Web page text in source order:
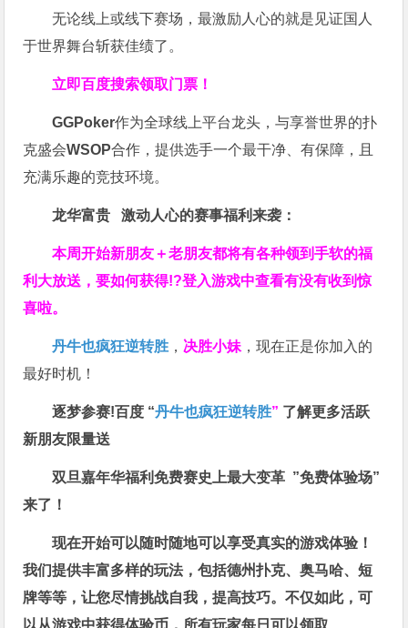
无论线上或线下赛场，最激励人心的就是见证国人
于世界舞台斩获佳绩了。
立即百度搜索领取门票！
GGPoker作为全球线上平台龙头，与享誉世界的扑
克盛会WSOP合作，提供选手一个最干净、有保障，且
充满乐趣的竞技环境。
龙华富贵 激动人心的赛事福利来袭：
本周开始新朋友＋老朋友都将有各种领到手软的福
利大放送，要如何获得!?登入游戏中查看有没有收到惊
喜啦。
丹牛也疯狂逆转胜 ， 决胜小妹 ，现在正是你加入的
最好时机！
逐梦参赛!百度 “丹牛也疯狂逆转胜” 了解更多活跃
新朋友限量送
双旦嘉年华福利免费赛史上最大变革 ”免费体验场”
来了！
现在开始可以随时随地可以享受真实的游戏体验！
我们提供丰富多样的玩法，包括德州扑克、奥马哈、短
牌等等，让您尽情挑战自我，提高技巧。不仅如此，可
以从游戏中获得体验币，所有玩家每日可以领取